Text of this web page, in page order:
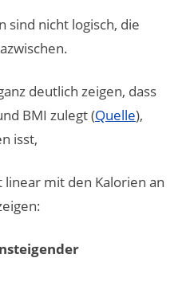
sind nicht logisch, die
deutlich zeigen, dass
BMI zulegt (Quelle),
isst,
linear mit den Kalorien an